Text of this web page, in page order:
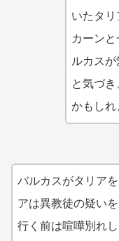
いたタリ
カーン
ルカス
と気づ
かもしれ
バルカスがタリア
アは異教徒の疑い
行く前は喧嘩別れ